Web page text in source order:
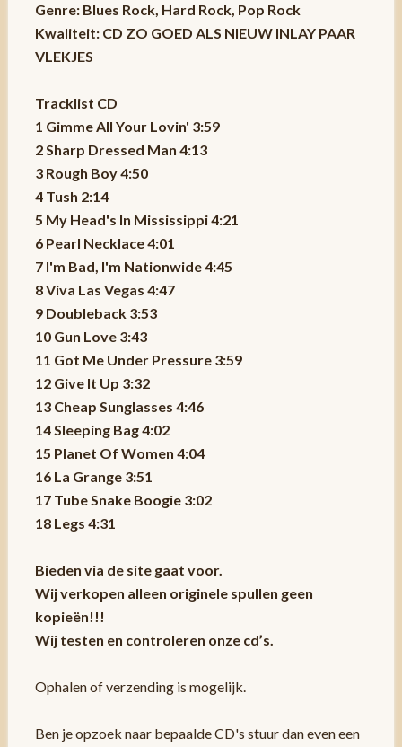
Genre: Blues Rock, Hard Rock, Pop Rock
Kwaliteit: CD ZO GOED ALS NIEUW INLAY PAAR
VLEKJES
Tracklist CD
1 Gimme All Your Lovin' 3:59
2 Sharp Dressed Man 4:13
3 Rough Boy 4:50
4 Tush 2:14
5 My Head's In Mississippi 4:21
6 Pearl Necklace 4:01
7 I'm Bad, I'm Nationwide 4:45
8 Viva Las Vegas 4:47
9 Doubleback 3:53
10 Gun Love 3:43
11 Got Me Under Pressure 3:59
12 Give It Up 3:32
13 Cheap Sunglasses 4:46
14 Sleeping Bag 4:02
15 Planet Of Women 4:04
16 La Grange 3:51
17 Tube Snake Boogie 3:02
18 Legs 4:31
Bieden via de site gaat voor.
Wij verkopen alleen originele spullen geen
kopieën!!!
Wij testen en controleren onze cd’s.
Ophalen of verzending is mogelijk.
Ben je opzoek naar bepaalde CD's stuur dan even een